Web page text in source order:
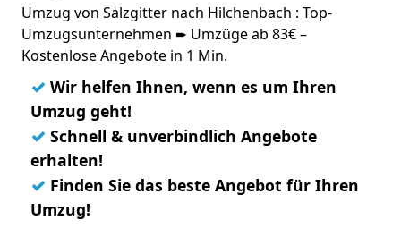
Umzug von Salzgitter nach Hilchenbach : Top-
Umzugsunternehmen ➨ Umzüge ab 83€ –
Kostenlose Angebote in 1 Min.
✓ Wir helfen Ihnen, wenn es um Ihren
Umzug geht!
✓ Schnell & unverbindlich Angebote
erhalten!
✓ Finden Sie das beste Angebot für Ihren
Umzug!